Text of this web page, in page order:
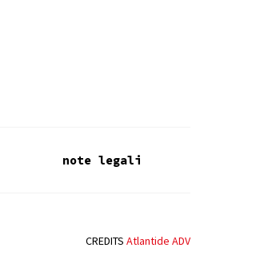
note legali
CREDITS Atlantide ADV